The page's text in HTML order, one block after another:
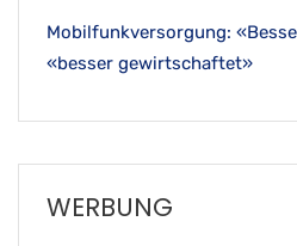
Mobilfunkversorgung:
«besser gewirtschaftet»
WERBUNG